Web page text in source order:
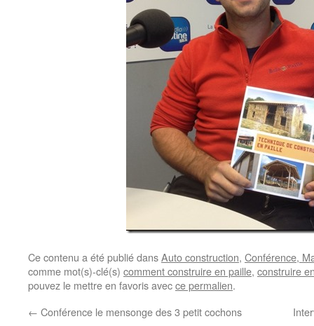
Ce contenu a été publié dansAuto construction, Conférence,
comme mot(s)-clé(s) comment construire en paille, construire
pouvez le mettre en favoris avecce permalien.
← Conférence le mensonge des 3 petit cochons